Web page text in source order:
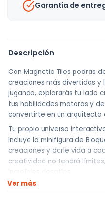
Garantía de
Descripción
Con Magnetic Tiles podrás
creaciones más divertidas y
jugando, explorarás tu lado
tus habilidades motoras y
convertirte en un arquitecto
Tu propio universo
Incluye la minifigura de
creaciones y darle vida a
creatividad no tendrá
increíbles desafíos.
Versatilidad en las piezas
Ver más